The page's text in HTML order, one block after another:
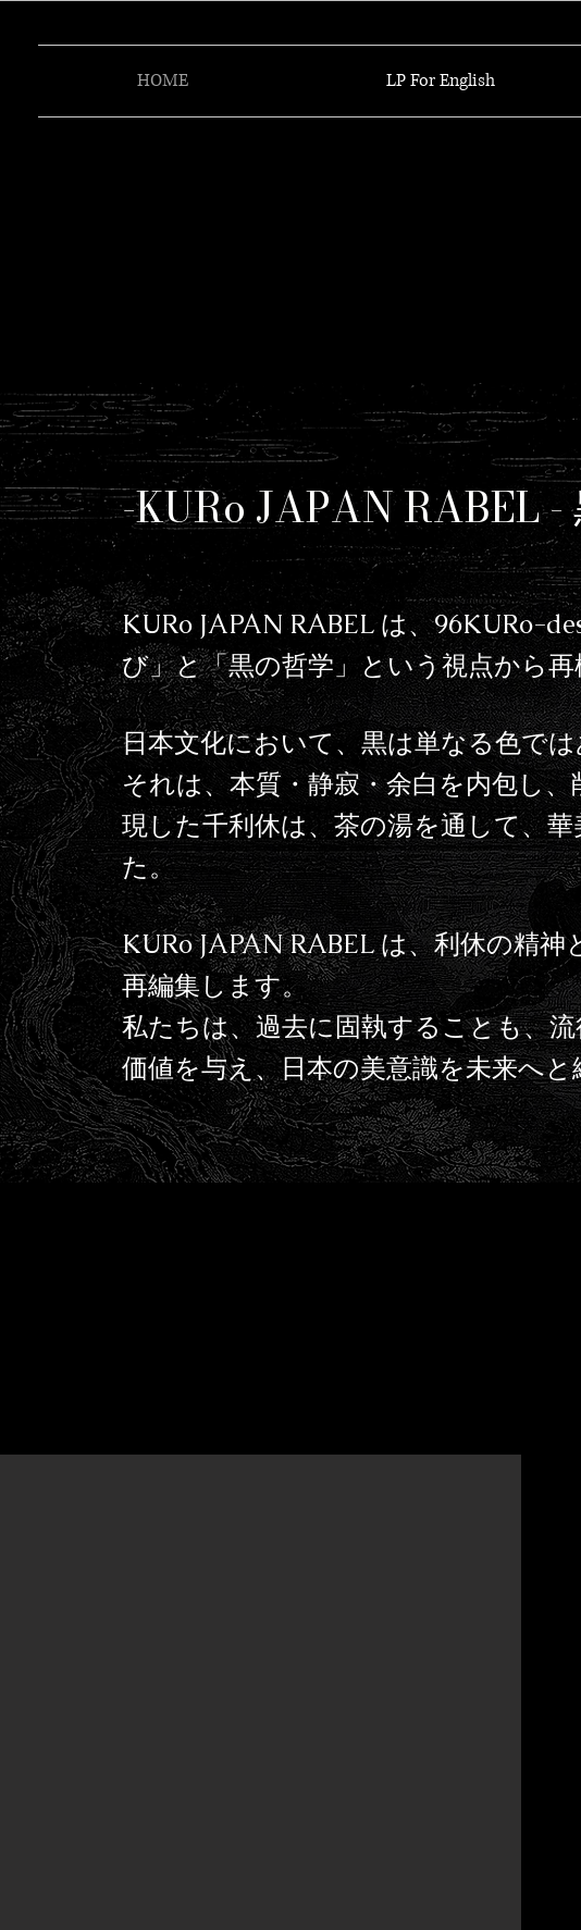
HOME LP For English
-KURo JAPAN RABEL -
KURo JAPAN RABEL は、96KURo-
び」と「黒の哲学」という視点から
日本文化において、黒は単なる色で
それは、本質・静寂・余白を内包し
現した千利休は、茶の湯を通して、
た。
KURo JAPAN RABEL は、利休の精
再編集します。
私たちは、過去に固執することも、
価値を与え、日本の美意識を未来へ